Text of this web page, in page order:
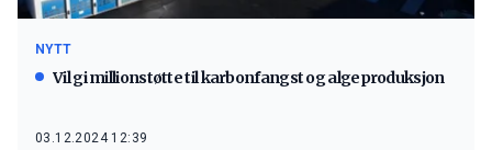
NYTT
Vil gi millionstøtte til karbonfangst og algeproduksjon
03.12.2024 12:39